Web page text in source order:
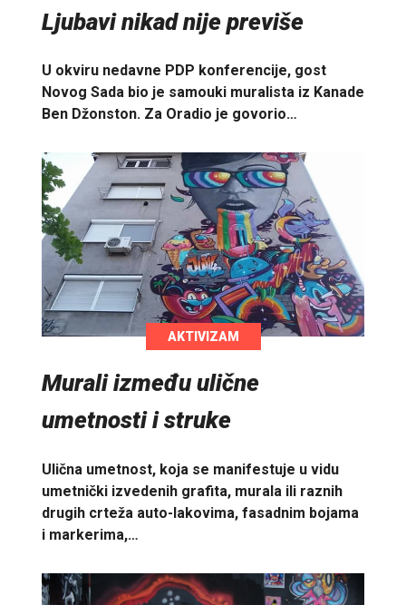
Ljubavi nikad nije previše
U okviru nedavne PDP konferencije, gost
Novog Sada bio je samouki muralista iz Kanade
Ben Džonston. Za Oradio je govorio…
AKTIVIZAM
Murali između ulične
umetnosti i struke
Ulična umetnost, koja se manifestuje u vidu
umetnički izvedenih grafita, murala ili raznih
drugih crteža auto-lakovima, fasadnim bojama
i markerima,…